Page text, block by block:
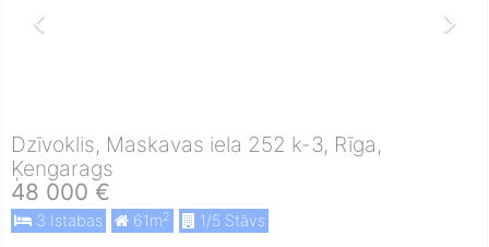
Dzīvoklis, Maskavas iela 252 k-3, Rīga,
Ķengarags
48 000 €
3 Istabas 61m2 1/5 Stāvs